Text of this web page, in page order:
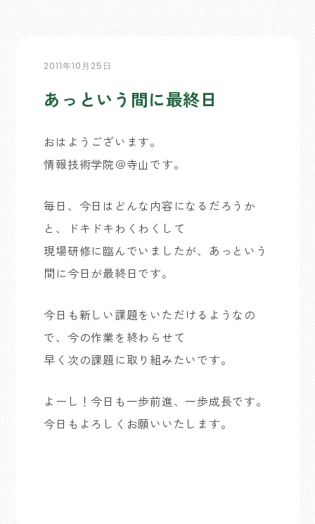
2011年10月25日
あっという間に最終日
おはようございます。
情報技術学院＠寺山です。
毎日、今日はどんな内容になるだろうか
と、ドキドキわくわくして
現場研修に臨んでいましたが、あっという
間に今日が最終日です。
今日も新しい課題をいただけるようなの
で、今の作業を終わらせて
早く次の課題に取り組みたいです。
よーし！今日も一歩前進、一歩成長です。
今日もよろしくお願いいたします。